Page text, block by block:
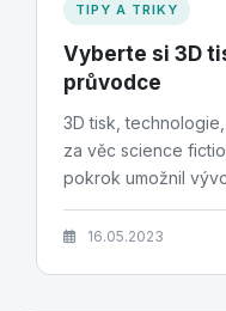
TIPY A TRIKY
Vyberte si 3D
průvodce
3D tisk,
za věc science
pokrok umožnil
16.05.2023